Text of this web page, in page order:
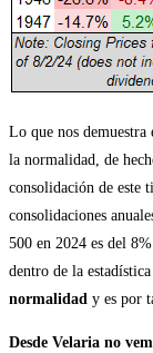
Lo que nos demuestra
la normalidad, de
consolidación de este
consolidaciones
500 en 2024 es del
dentro de la
normalidad y es por
Desde Velaria no